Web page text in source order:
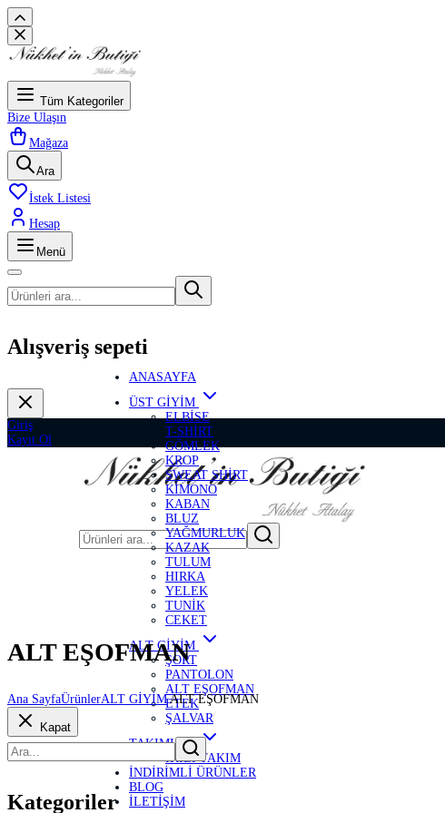
Tüm Kategoriler
Bize Ulaşın
Mağaza
Ara
İstek Listesi
Hesap
Menü
Alışveriş sepeti
Giriş
Kayıt Ol
ANASAYFA
ÜST GİYİM
ELBİSE
T-SHİRT
GÖMLEK
KROP
SWEAT SHİRT
KİMONO
KABAN
BLUZ
YAĞMURLUK
KAZAK
TULUM
HIRKA
YELEK
TUNİK
CEKET
ALT GİYİM
ŞORT
PANTOLON
ALT EŞOFMAN
ETEK
ŞALVAR
TAKIMLAR
İKİLİ TAKIM
İNDİRİMLİ ÜRÜNLER
BLOG
İLETİŞİM
ALT EŞOFMAN
Ana SayfaÜrünlerALT GİYİMALT EŞOFMAN
Kapat
Kategoriler